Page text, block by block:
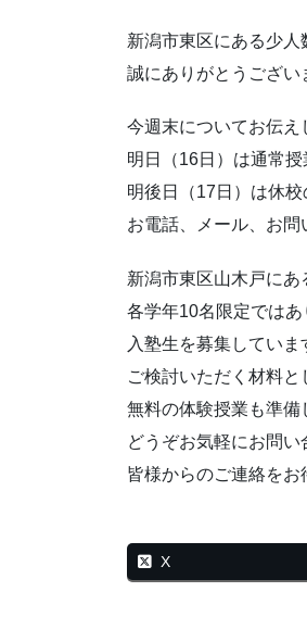
新潟市東区にある少人
誠にありがとうござい
今週末についてお伝え
明日（16日）は通常授
明後日（17日）は休校
お電話、メール、お問
新潟市東区山木戸にあ
各学年10名限定ではあ
入塾生を募集していま
ご検討いただく材料と
無料の体験授業も準備
どうぞお気軽にお問い
皆様からのご連絡をお
X